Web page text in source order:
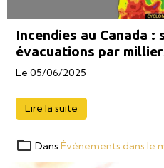
Incendies au Canada
évacuations par
Le 05/06/2025
Lire la suite
Dans Événements dans le